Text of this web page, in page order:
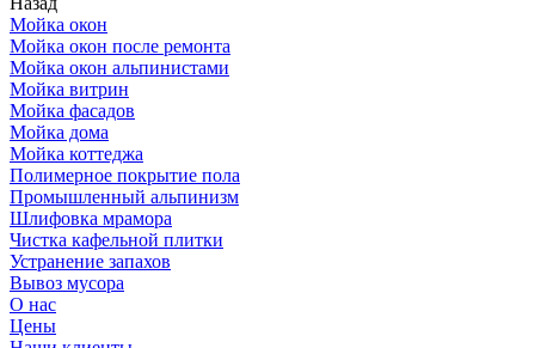
Мойка окон
Мойка окон после ремонта
Мойка окон альпинистами
Мойка витрин
Мойка фасадов
Мойка дома
Мойка коттеджа
Полимерное покрытие пола
Промышленный альпинизм
Шлифовка мрамора
Чистка кафельной плитки
Устранение запахов
Вывоз мусора
О нас
Цены